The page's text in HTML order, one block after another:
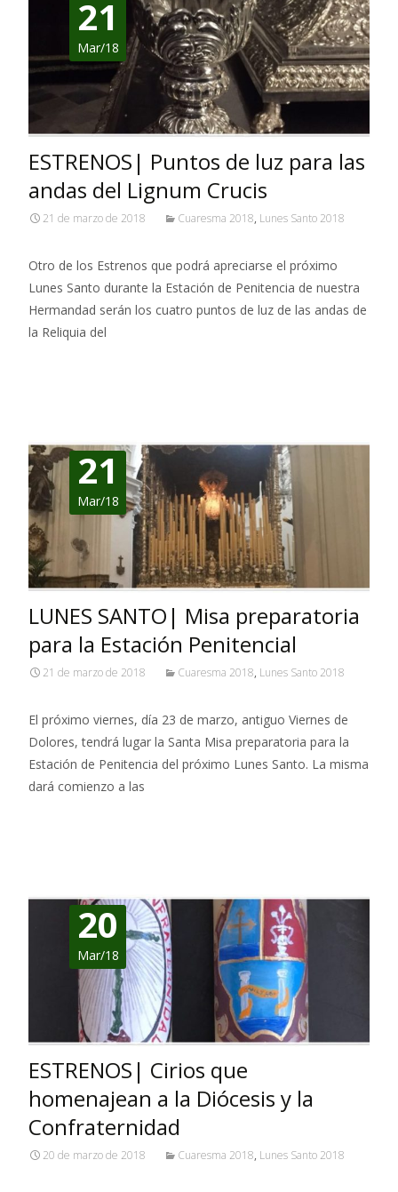
21
Mar/18
ESTRENOS| Puntos de luz para las
andas del Lignum Crucis
21 de marzo de 2018 Cuaresma 2018, Lunes Santo 2018
Otro de los Estrenos que podrá apreciarse el próximo
Lunes Santo durante la Estación de Penitencia de nuestra
Hermandad serán los cuatro puntos de luz de las andas de
la Reliquia del
21
Mar/18
LUNES SANTO| Misa preparatoria
para la Estación Penitencial
21 de marzo de 2018 Cuaresma 2018, Lunes Santo 2018
El próximo viernes, día 23 de marzo, antiguo Viernes de
Dolores, tendrá lugar la Santa Misa preparatoria para la
Estación de Penitencia del próximo Lunes Santo. La misma
dará comienzo a las
20
Mar/18
ESTRENOS| Cirios que
homenajean a la Diócesis y la
Confraternidad
20 de marzo de 2018 Cuaresma 2018, Lunes Santo 2018